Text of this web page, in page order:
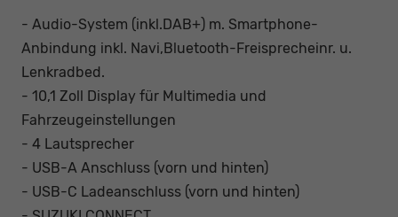
- Audio-System (inkl.DAB+) m. Smartphone-
Anbindung inkl. Navi,Bluetooth-Freisprecheinr. u.
Lenkradbed.
- 10,1 Zoll Display für Multimedia und
Fahrzeugeinstellungen
- 4 Lautsprecher
- USB-A Anschluss (vorn und hinten)
- USB-C Ladeanschluss (vorn und hinten)